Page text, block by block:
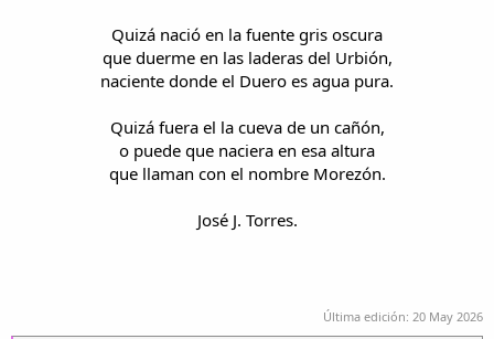
Quizá nació en la fuente gris oscura
que duerme en las laderas del Urbión,
naciente donde el Duero es agua pura.
Quizá fuera el la cueva de un cañón,
o puede que naciera en esa altura
que llaman con el nombre Morezón.
José J. Torres.
Última edición: 20 May 2026